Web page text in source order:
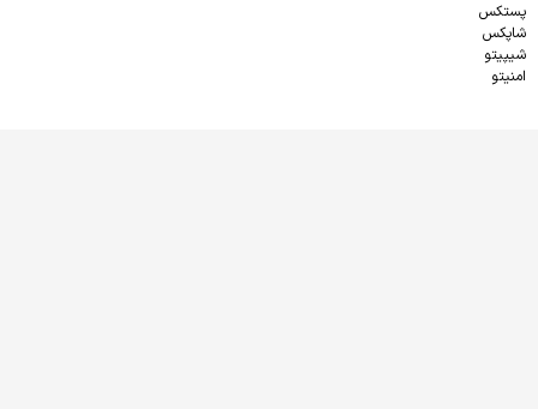
پستکس
شاپکس
شیپیتو
امنیتو